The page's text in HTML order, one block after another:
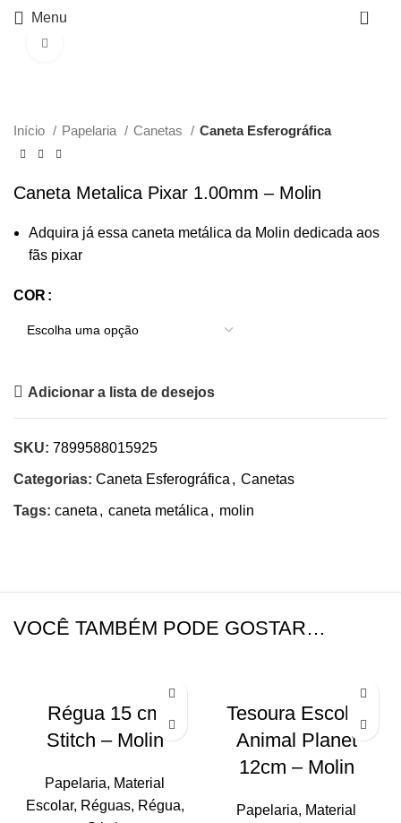
Menu 0
Início Papelaria Canetas Caneta Esferográfica
Caneta Metalica Pixar 1.00mm – Molin
Adquira já essa caneta metálica da Molin dedicada aos
fãs pixar
COR
Adicionar a lista de desejos
SKU: 7899588015925
Categorias: Caneta Esferográfica , Canetas
Tags: caneta , caneta metálica , molin
VOCÊ TAMBÉM PODE GOSTAR…
Régua 15 cm
Stitch – Molin
Papelaria, Material
Escolar, Réguas, Régua,
Tesoura Escolar
Animal Planet
12cm – Molin
Papelaria, Material